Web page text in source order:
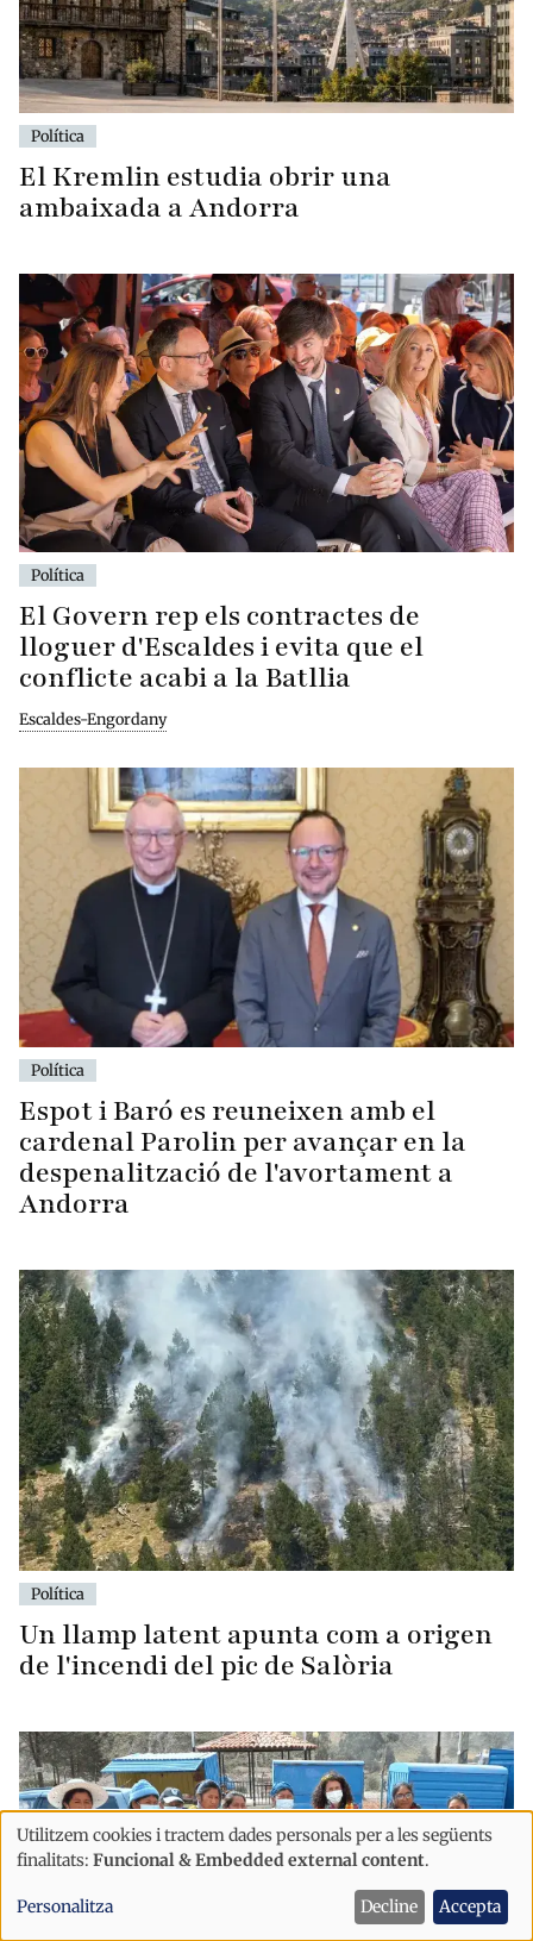
Política
El Kremlin estudia obrir una
ambaixada a Andorra
Política
El Govern rep els contractes de
lloguer d'Escaldes i evita que el
conflicte acabi a la Batllia
Escaldes-Engordany
Política
Espot i Baró es reuneixen amb el
cardenal Parolin per avançar en la
despenalització de l'avortament a
Andorra
Política
Un llamp latent apunta com a origen
de l'incendi del pic de Salòria
Ús
de
dades
Utilitzem cookies i tractem dades personals per a les següents
finalitats: Funcional & Embedded external content.
Personalitza Decline Accepta